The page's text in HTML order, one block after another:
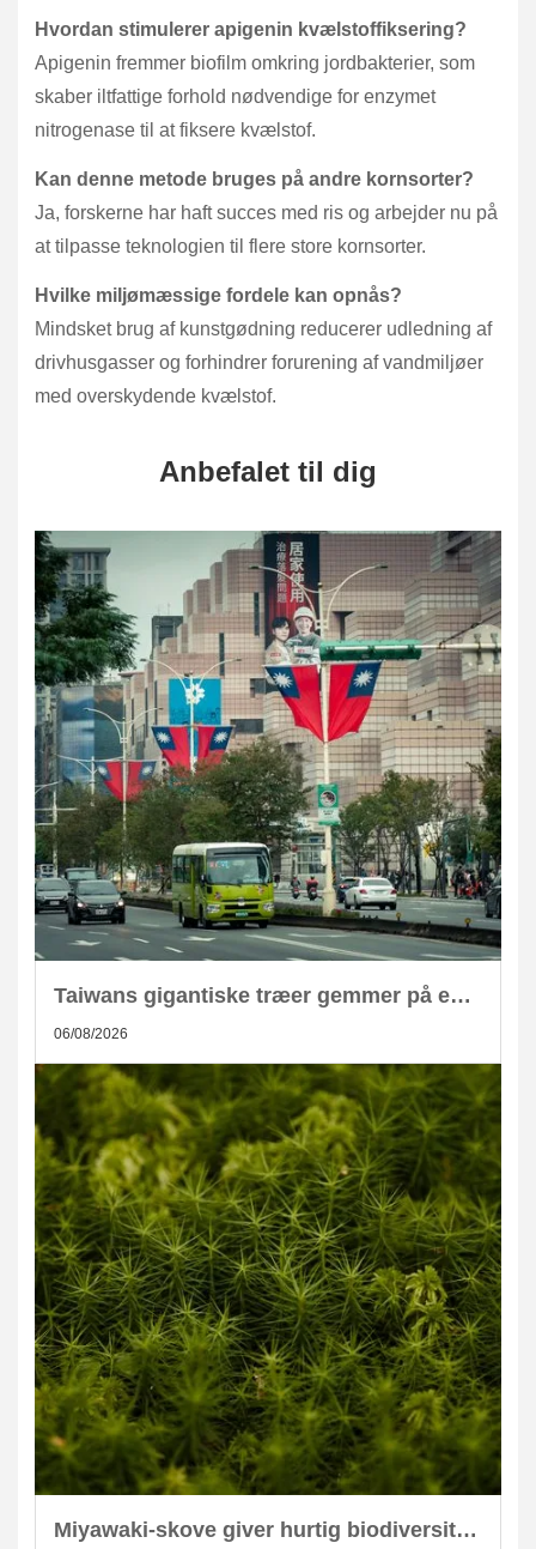
Hvordan stimulerer apigenin kvælstoffiksering?
Apigenin fremmer biofilm omkring jordbakterier, som
skaber iltfattige forhold nødvendige for enzymet
nitrogenase til at fiksere kvælstof.
Kan denne metode bruges på andre kornsorter?
Ja, forskerne har haft succes med ris og arbejder nu på
at tilpasse teknologien til flere store kornsorter.
Hvilke miljømæssige fordele kan opnås?
Mindsket brug af kunstgødning reducerer udledning af
drivhusgasser og forhindrer forurening af vandmiljøer
med overskydende kvælstof.
Anbefalet til dig
Taiwans gigantiske træer gemmer på enorm CO2-lagring
06/08/2026
Miyawaki-skove giver hurtig biodiversitet i skandinaviske byer